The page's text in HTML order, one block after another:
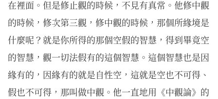
在裡面。但是修止觀的時候，不見有真常。他修中觀
的時候，修次第三觀，修中觀的時候，那個所緣境是
什麼呢？就是你所得的那個空假的智慧，得到畢竟空
的智慧，觀一切法假有的這個智慧。這個智慧也是因
緣有的，因緣有的就是自性空，這就是空也不可得、
假也不可得，那叫做中觀。他一直地用《中觀論》的